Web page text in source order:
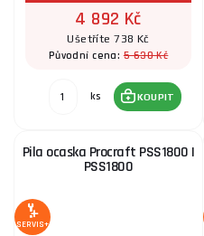
4 892 Kč
Ušetříte 738 Kč
Původní cena:5 630 Kč
ks KOUPIT
Pila ocaska Procraft PSS1800 |
PSS1800
SERVIS+